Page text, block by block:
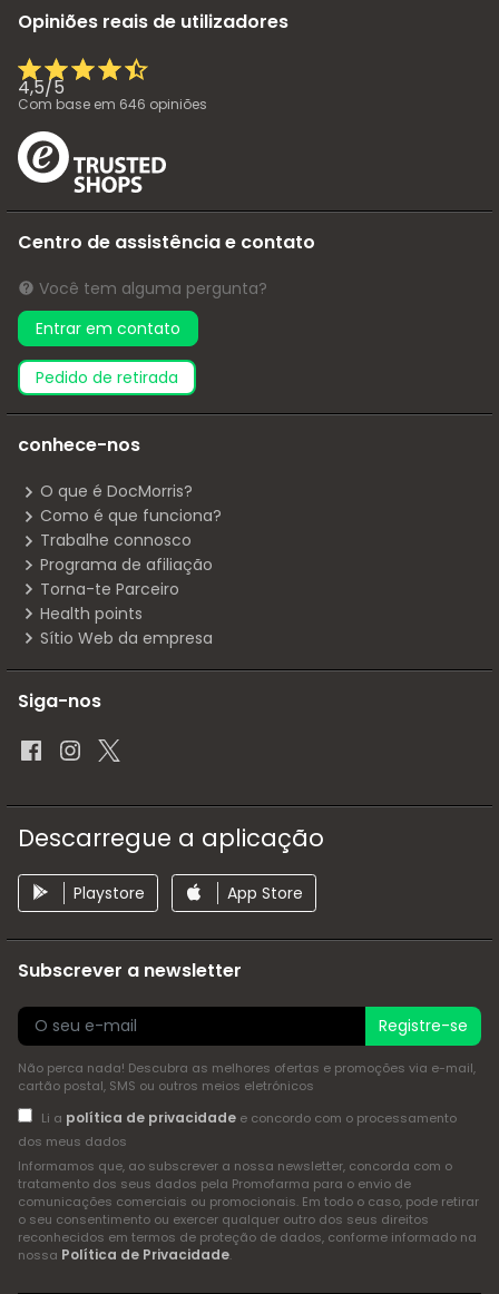
Opiniões reais de utilizadores
4,5/5
Com base em 646 opiniões
Centro de assistência e contato
Você tem alguma pergunta?
Entrar em contato
pedido de retirada
conhece-nos
O que é DocMorris?
Como é que funciona?
Trabalhe connosco
Programa de afiliação
Torna-te Parceiro
Health points
Sítio Web da empresa
Siga-nos
Descarregue a aplicação
Playstore App Store
Subscrever a newsletter
Registre-se
Não perca nada! Descubra as melhores ofertas e promoções via e-mail,
cartão postal, SMS ou outros meios eletrónicos
Li a política de privacidadee concordo com o processamento
dos meus dados
Informamos que, ao subscrever a nossa newsletter, concorda com o
tratamento dos seus dados pela Promofarma para o envio de
comunicações comerciais ou promocionais. Em todo o caso, pode retirar
o seu consentimento ou exercer qualquer outro dos seus direitos
reconhecidos em termos de proteção de dados, conforme informado na
nossa Política de Privacidade.